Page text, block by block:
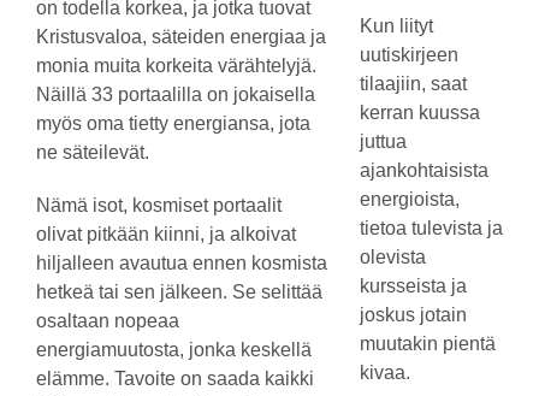
on todella korkea, ja jotka tuovat
Kristusvaloa, säteiden energiaa ja
monia muita korkeita värähtelyjä.
Näillä 33 portaalilla on jokaisella
myös oma tietty energiansa, jota
ne säteilevät.
Nämä isot, kosmiset portaalit
olivat pitkään kiinni, ja alkoivat
hiljalleen avautua ennen kosmista
hetkeä tai sen jälkeen. Se selittää
osaltaan nopeaa
energiamuutosta, jonka keskellä
elämme. Tavoite on saada kaikki
Kun liityt
uutiskirjeen
tilaajiin, saat
kerran kuussa
juttua
ajankohtaisista
energioista,
tietoa tulevista ja
olevista
kursseista ja
joskus jotain
muutakin pientä
kivaa.